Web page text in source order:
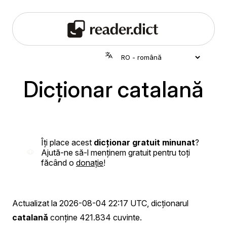
Dicționar catalană
Îți place acest dicționar gratuit minunat?
Ajută-ne să-l menținem gratuit pentru toți
făcând o donație!
Actualizat la 2026-08-04 22:17 UTC , dicționarul
catalană conține 421.834 cuvinte.